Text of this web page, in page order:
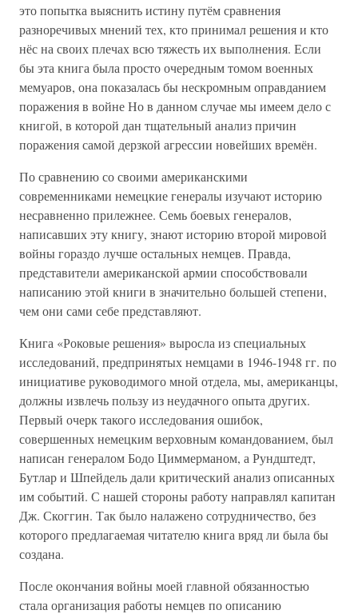
это попытка выяснить истину путём сравнения
разноречивых мнений тех, кто принимал решения и кто
нёс на своих плечах всю тяжесть их выполнения. Если
бы эта книга была просто очередным томом военных
мемуаров, она показалась бы нескромным оправданием
поражения в войне Но в данном случае мы имеем дело с
книгой, в которой дан тщательный анализ причин
поражения самой дерзкой агрессии новейших времён.
По сравнению со своими американскими
современниками немецкие генералы изучают историю
несравненно прилежнее. Семь боевых генералов,
написавших эту книгу, знают историю второй мировой
войны гораздо лучше остальных немцев. Правда,
представители американской армии способствовали
написанию этой книги в значительно большей степени,
чем они сами себе представляют.
Книга «Роковые решения» выросла из специальных
исследований, предпринятых немцами в 1946-1948 гг. по
инициативе руководимого мной отдела, мы, американцы,
должны извлечь пользу из неудачного опыта других.
Первый очерк такого исследования ошибок,
совершенных немецким верховным командованием, был
написан генералом Бодо Циммерманом, а Рундштедт,
Бутлар и Шпейдель дали критический анализ описанных
им событий. С нашей стороны работу направлял капитан
Дж. Скоггин. Так было налажено сотрудничество, без
которого предлагаемая читателю книга вряд ли была бы
создана.
После окончания войны моей главной обязанностью
стала организация работы немцев по описанию